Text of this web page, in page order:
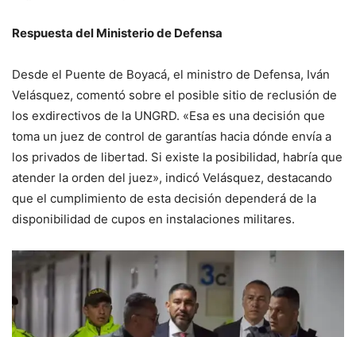
Respuesta del Ministerio de Defensa
Desde el Puente de Boyacá, el ministro de Defensa, Iván
Velásquez, comentó sobre el posible sitio de reclusión de
los exdirectivos de la UNGRD. «Esa es una decisión que
toma un juez de control de garantías hacia dónde envía a
los privados de libertad. Si existe la posibilidad, habría que
atender la orden del juez», indicó Velásquez, destacando
que el cumplimiento de esta decisión dependerá de la
disponibilidad de cupos en instalaciones militares.